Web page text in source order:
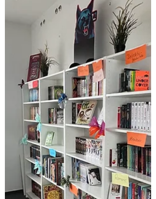
Braunschweig teilnehmen durfte. Auch
wenn es dort nicht für einen der
vorderen Plätze reichte, war dies ein
besonderer Erfolg